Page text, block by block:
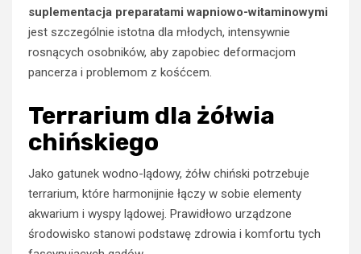
suplementacja preparatami wapniowo-witaminowymi
jest szczególnie istotna dla młodych, intensywnie
rosnących osobników, aby zapobiec deformacjom
pancerza i problemom z kośćcem.
Terrarium dla żółwia
chińskiego
Jako gatunek wodno-lądowy, żółw chiński potrzebuje
terrarium, które harmonijnie łączy w sobie elementy
akwarium i wyspy lądowej. Prawidłowo urządzone
środowisko stanowi podstawę zdrowia i komfortu tych